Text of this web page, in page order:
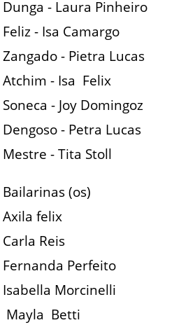
Dunga - Laura Pinheiro
Feliz - Isa Camargo
Zangado - Pietra Lucas
Atchim - Isa Felix
Soneca - Joy Domingoz
Dengoso - Petra Lucas
Mestre - Tita Stoll
Bailarinas (os)
Axila felix
Carla Reis
Fernanda Perfeito
Isabella Morcinelli
Mayla Betti